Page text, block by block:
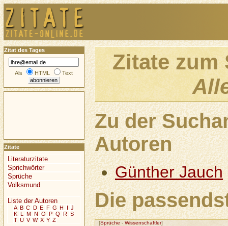
Zitate
Zu der
Autoren
Günther Jauch
Die
[Sprüche - Wissenschaftler]
Zitat des Tages
Als HTML Text
Zitate
Literaturzitate
Sprichwörter
Sprüche
Volksmund
Liste der Autoren
A B C D E F G H I J
K L M N O P Q R S
T U V W X Y Z